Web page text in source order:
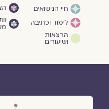
חיי הנישואים
לימוד וכתיבה
הרצאות
ושיעורים